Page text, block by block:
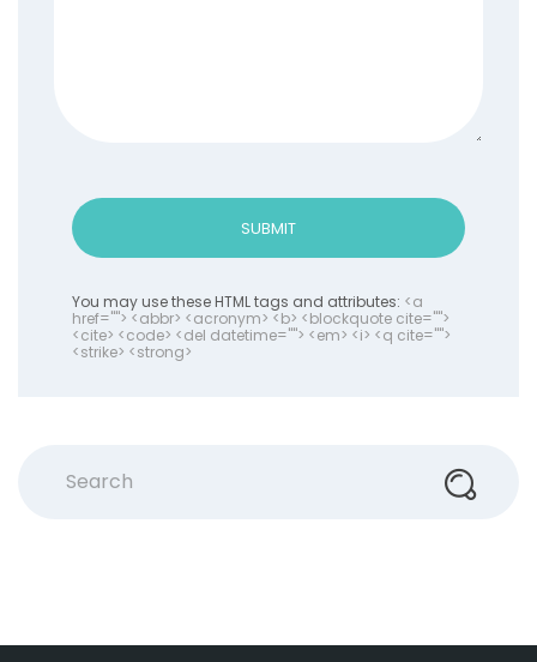
SUBMIT
You may use these HTML tags and attributes: <a
href=""> <abbr> <acronym> <b> <blockquote cite="">
<cite> <code> <del datetime=""> <em> <i> <q cite="">
<strike> <strong>